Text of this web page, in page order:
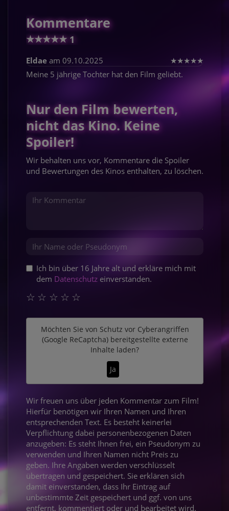
Kommentare
★★★★★ 1
Eldae am 09.10.2025 ★★★★★
Meine 5 jährige Tochter hat den Film geliebt.
Nur den Film bewerten,
nicht das Kino. Keine
Spoiler!
Wir behalten uns vor, Kommentare die Spoiler
und Bewertungen des Kinos enthalten, zu löschen.
Ich bin über 16 Jahre alt und erkläre mich mit
dem Datenschutz einverstanden.
☆
☆
☆
☆
☆
Möchten Sie von Schutz vor Cyberangriffen
(Google ReCaptcha)bereitgestellte externe
Inhalte laden?
Ja
Wir freuen uns über jeden Kommentar zum Film!
Hierfür benötigen wir Ihren Namen und Ihren
entsprechenden Text. Es besteht keinerlei
Verpflichtung dabei personenbezogenen Daten
anzugeben: Es steht Ihnen frei, ein Pseudonym zu
verwenden und Ihren Namen nicht Preis zu
geben. Ihre Angaben werden verschlüsselt
übertragen und gespeichert. Sie erklären sich
damit einverstanden, dass Ihr Eintrag auf
unbestimmte Zeit gespeichert und ggf. von uns
entfernt, kommentiert oder und bearbeitet wird.